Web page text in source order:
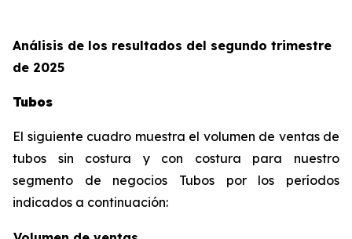
Análisis de los resultados del segundo trimestre
de 2025
Tubos
El siguiente cuadro muestra el volumen de ventas de
tubos sin costura y con costura para nuestro
segmento de negocios Tubos por los períodos
indicados a continuación: